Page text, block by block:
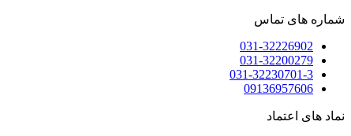
شماره های تماس
031-32226902
031-32200279
031-32230701-3
09136957606
نماد های اعتماد